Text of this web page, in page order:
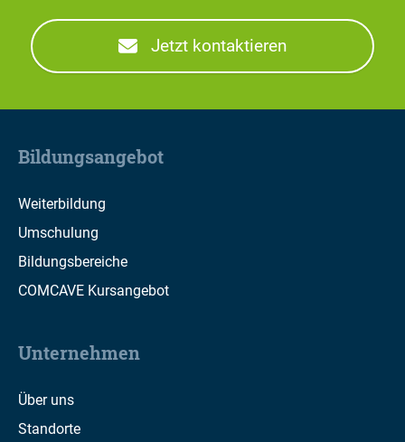
Jetzt kontaktieren
Bildungsangebot
Weiterbildung
Umschulung
Bildungsbereiche
COMCAVE Kursangebot
Unternehmen
Über uns
Standorte